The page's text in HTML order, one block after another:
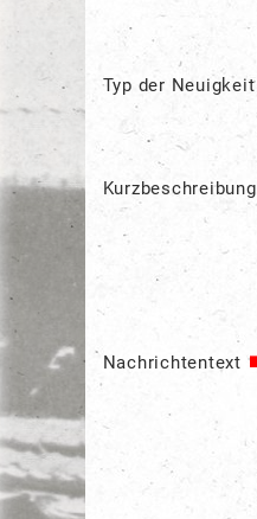
Typ der Neuigkeit
Kurzbeschreibung
Nachrichtentext